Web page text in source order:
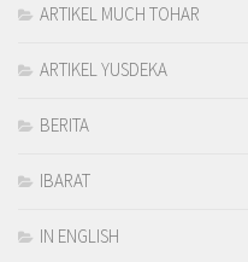
ARTIKEL MUCH TOHAR
ARTIKEL YUSDEKA
BERITA
IBARAT
IN ENGLISH